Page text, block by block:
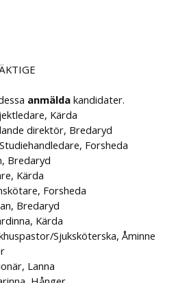
anmäldakandidater.
Kärda
direktör, Bredaryd
Forsheda
Bredaryd
Kärda
Forsheda
Bredaryd
Kärda
Sjuksköterska, Åminne
Lanna